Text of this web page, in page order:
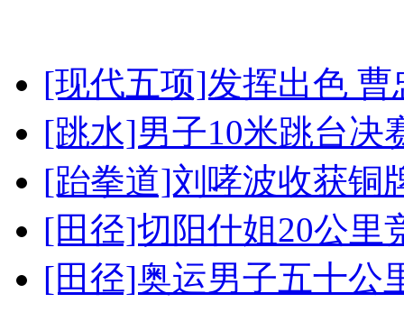
[现代五项]发挥出色
[跳水]男子10米跳台决
[跆拳道]刘哮波收获铜
[田径]切阳什姐20公里
[田径]奥运男子五十公